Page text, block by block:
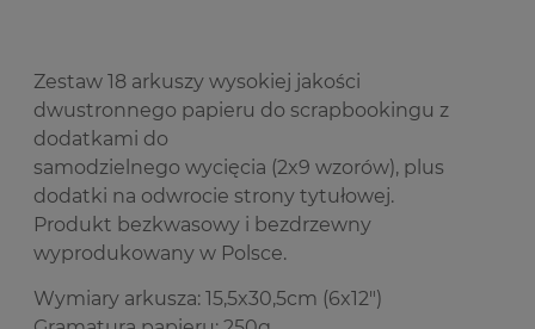
Zestaw 18 arkuszy wysokiej jakości
dwustronnego papieru do scrapbookingu z
dodatkami do
samodzielnego wycięcia (2x9 wzorów), plus
dodatki na odwrocie strony tytułowej.
Produkt bezkwasowy i bezdrzewny
wyprodukowany w Polsce.
Wymiary arkusza: 15,5x30,5cm (6x12")